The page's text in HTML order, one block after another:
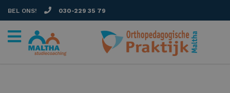
BEL ONS! 030-229 35 79